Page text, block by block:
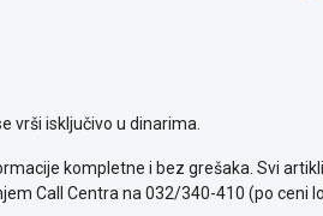
vrši isključivo u dinarima.
kompletne i bez grešaka. Svi
Call Centra na 032/340-410 (po ceni